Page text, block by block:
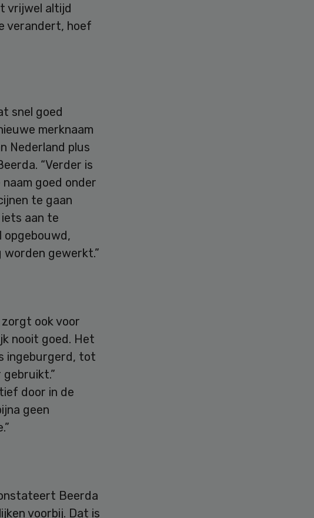
vrijwel altijd
verandert, hoef
snel goed
merknaam
Nederland plus
“Verder is
goed onder
te gaan
aan te
opgebouwd,
worden gewerkt.”
ook voor
nooit goed. Het
ingeburgerd, tot
door in de
geen
Beerda
voorbij. Dat is